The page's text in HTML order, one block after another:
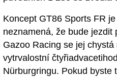
Koncept GT86 Sports FR
neznamená, že bude jezdit
Gazoo Racing se jej
vytrvalostní
Nürburgringu. Pokud byste